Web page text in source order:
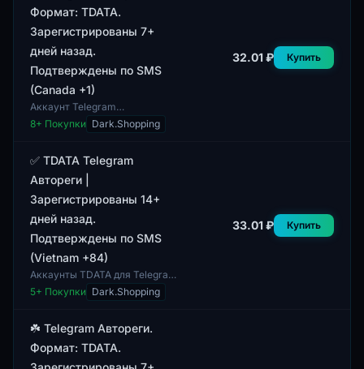
Формат: TDATA.
Зарегистрированы 7+
дней назад.
Подтверждены по SMS
(Canada +1)
Аккаунт Telegram
зарегистрирован более 7 дней
назад. Он имеет возможность
кодом страны Канада (+1...
8+ Покупки Dark.Shopping
32.01 ₽ Купить
✅ TDATA Telegram
Автореги |
Зарегистрированы 14+
дней назад.
Подтверждены по SMS
(Vietnam +84)
Аккаунты TDATA для Telegram
подтверждены по SMS и
зарегистрированы более 14
их стабильность...
5+ Покупки Dark.Shopping
33.01 ₽ Купить
☘️ Telegram Автореги.
Формат: TDATA.